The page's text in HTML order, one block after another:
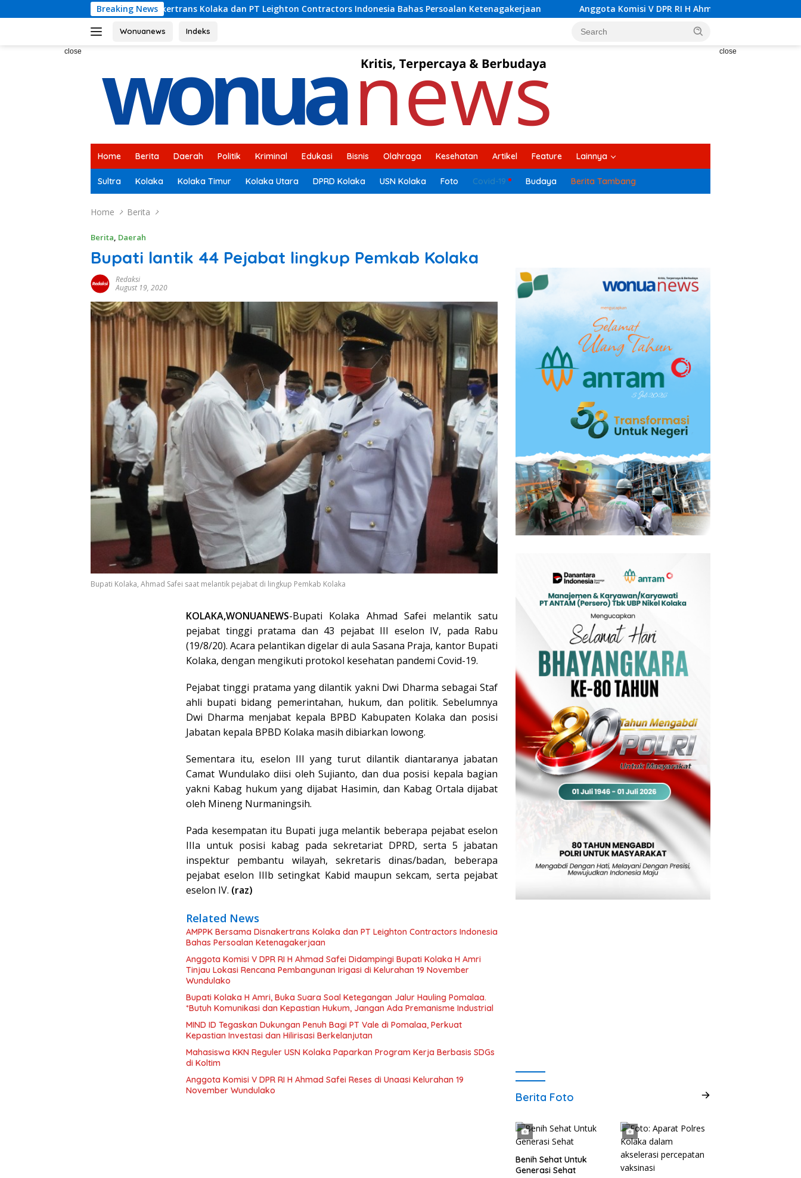
to
Breaking News
Disnakertrans Kolaka dan PT Leighton Contractors Indonesia Bahas Persoalan Ketenagakerjaan Anggota Komisi V DPR RI H Ahmad Safei Didampingi Bupati Kolaka H Amri Tinjau
Wonuanews Indeks
close close
Home Berita Daerah Politik Kriminal Edukasi Bisnis Olahraga Kesehatan Artikel Feature Lainnya
Sultra Kolaka Kolaka Timur Kolaka Utara DPRD Kolaka USN Kolaka Foto Covid-19 Budaya Berita Tambang
Home Berita
Berita, Daerah
Bupati lantik 44 Pejabat lingkup Pemkab Kolaka
Redaksi
August 19, 2020
Bupati Kolaka, Ahmad Safei saat melantik pejabat di lingkup Pemkab Kolaka
KOLAKA,WONUANEWS-Bupati Kolaka Ahmad Safei melantik satu
pejabat tinggi pratama dan 43 pejabat III eselon IV, pada Rabu
(19/8/20). Acara pelantikan digelar di aula Sasana Praja, kantor Bupati
Kolaka, dengan mengikuti protokol kesehatan pandemi Covid-19.
Pejabat tinggi pratama yang dilantik yakni Dwi Dharma sebagai Staf
ahli bupati bidang pemerintahan, hukum, dan politik. Sebelumnya
Dwi Dharma menjabat kepala BPBD Kabupaten Kolaka dan posisi
Jabatan kepala BPBD Kolaka masih dibiarkan lowong.
Sementara itu, eselon III yang turut dilantik diantaranya jabatan
Camat Wundulako diisi oleh Sujianto, dan dua posisi kepala bagian
yakni Kabag hukum yang dijabat Hasimin, dan Kabag Ortala dijabat
oleh Mineng Nurmaningsih.
Pada kesempatan itu Bupati juga melantik beberapa pejabat eselon
IIIa untuk posisi kabag pada sekretariat DPRD, serta 5 jabatan
inspektur pembantu wilayah, sekretaris dinas/badan, beberapa
pejabat eselon IIIb setingkat Kabid maupun sekcam, serta pejabat
eselon IV. (raz)
Related News
AMPPK Bersama Disnakertrans Kolaka dan PT Leighton Contractors Indonesia
Bahas Persoalan Ketenagakerjaan
Anggota Komisi V DPR RI H Ahmad Safei Didampingi Bupati Kolaka H Amri
Tinjau Lokasi Rencana Pembangunan Irigasi di Kelurahan 19 November
Wundulako
Bupati Kolaka H Amri, Buka Suara Soal Ketegangan Jalur Hauling Pomalaa.
*Butuh Komunikasi dan Kepastian Hukum, Jangan Ada Premanisme Industrial
MIND ID Tegaskan Dukungan Penuh Bagi PT Vale di Pomalaa, Perkuat
Kepastian Investasi dan Hilirisasi Berkelanjutan
Mahasiswa KKN Reguler USN Kolaka Paparkan Program Kerja Berbasis SDGs
di Koltim
Anggota Komisi V DPR RI H Ahmad Safei Reses di Unaasi Kelurahan 19
November Wundulako
Berita Foto
Benih Sehat Untuk
Generasi Sehat